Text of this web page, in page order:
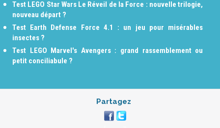
Test LEGO Star Wars Le Réveil de la Force : nouvelle trilogie,
nouveau départ ?
Test Earth Defense Force 4.1 : un jeu pour misérables
insectes ?
Test LEGO Marvel's Avengers : grand rassemblement ou
petit conciliabule ?
Partagez